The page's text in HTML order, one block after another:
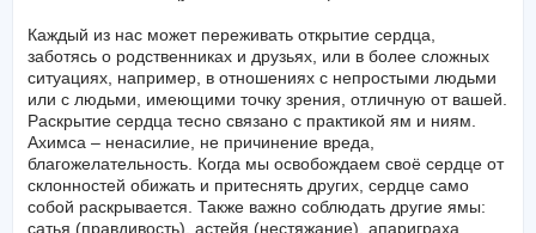
Каждый из нас может переживать открытие сердца,
заботясь о родственниках и друзьях, или в более сложных
ситуациях, например, в отношениях с непростыми людьми
или с людьми, имеющими точку зрения, отличную от вашей.
Раскрытие сердца тесно связано с практикой ям и ниям.
Ахимса – ненасилие, не причинение вреда,
благожелательность. Когда мы освобождаем своё сердце от
склонностей обижать и притеснять других, сердце само
собой раскрывается. Также важно соблюдать другие ямы:
сатья (правдивость), астейя (нестяжание), апариграха